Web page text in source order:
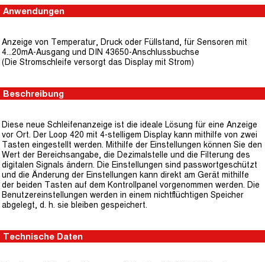
Anwendungen
Anzeige von Temperatur, Druck oder Füllstand, für Sensoren mit
4...20mA-Ausgang und DIN 43650-Anschlussbuchse
(Die Stromschleife versorgt das Display mit Strom)
Beschreibung
Diese neue Schleifenanzeige ist die ideale Lösung für eine Anzeige
vor Ort. Der Loop 420 mit 4-stelligem Display kann mithilfe von zwei
Tasten eingestellt werden. Mithilfe der Einstellungen können Sie den
Wert der Bereichsangabe, die Dezimalstelle und die Filterung des
digitalen Signals ändern. Die Einstellungen sind passwortgeschützt
und die Änderung der Einstellungen kann direkt am Gerät mithilfe
der beiden Tasten auf dem Kontrollpanel vorgenommen werden. Die
Benutzereinstellungen werden in einem nichtflüchtigen Speicher
abgelegt, d. h. sie bleiben gespeichert.
Technische Daten